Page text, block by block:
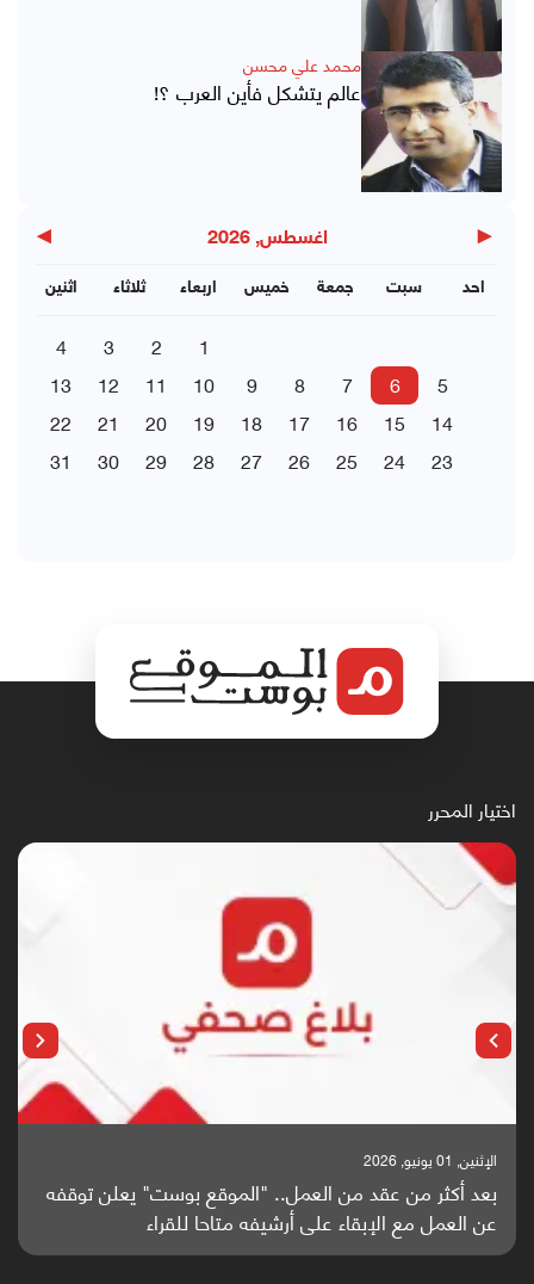
محمد علي محسن
عالم يتشكل فأين العرب ؟!
◀ اغسطس, 2026 ▶
اثنين ثلاثاء اربعاء خميس جمعة سبت احد
1
2
3
4
5
6
7
8
9
10
11
12
13
14
15
16
17
18
19
20
21
22
23
24
25
26
27
28
29
30
31
اختيار المحرر
الإثنين, 25 مايو, 2026
باحثون من اليمن يدخلون سباق أبحاث ألزهايمر بدراسة
واعدة منشورة عالميا (ترجمة)